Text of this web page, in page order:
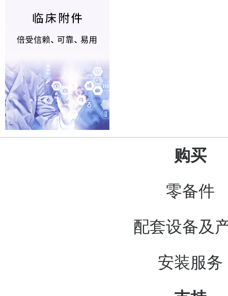
购买
零备件
配套设备及
安装服务